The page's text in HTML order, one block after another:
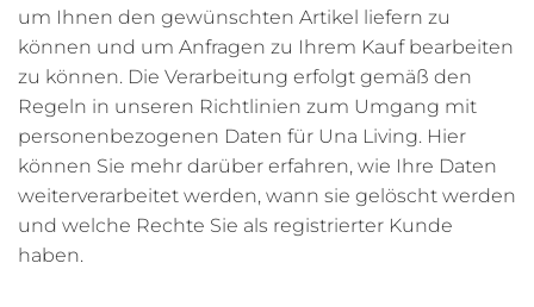
um Ihnen den gewünschten Artikel liefern zu
können und um Anfragen zu Ihrem Kauf bearbeiten
zu können. Die Verarbeitung erfolgt gemäß den
Regeln in unseren Richtlinien zum Umgang mit
personenbezogenen Daten für Una Living. Hier
können Sie mehr darüber erfahren, wie Ihre Daten
weiterverarbeitet werden, wann sie gelöscht werden
und welche Rechte Sie als registrierter Kunde
haben.